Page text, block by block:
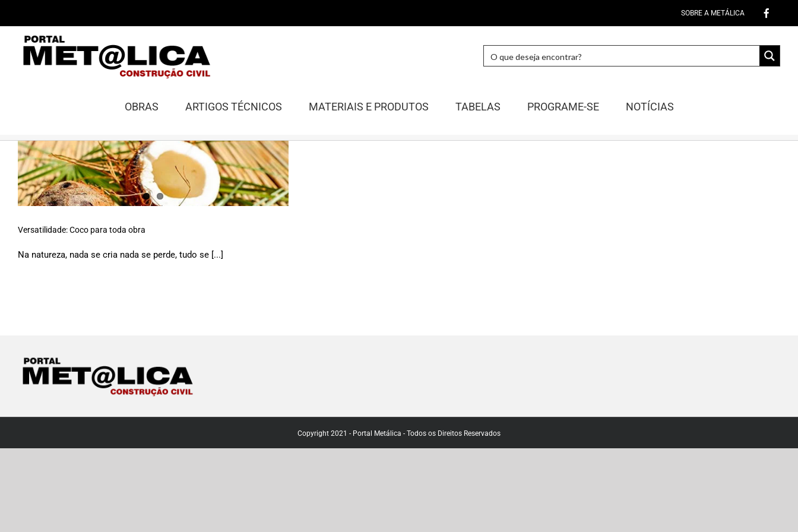
conteúdo
SOBRE A METÁLICA
OBRAS ARTIGOS TÉCNICOS MATERIAIS E PRODUTOS TABELAS PROGRAME-SE NOTÍCIAS
Versatilidade: Coco para toda obra
Na natureza, nada se cria nada se perde, tudo se [...]
Copyright 2021 - Portal Metálica - Todos os Direitos Reservados